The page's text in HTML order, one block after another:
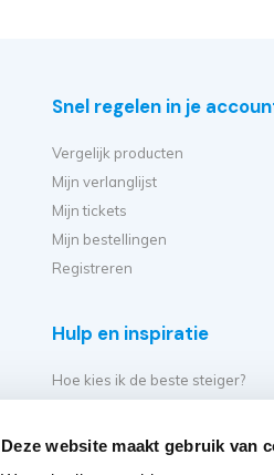
Deze website maakt gebruik van
Snel regelen in je
Vergelijk producten
Mijn verlanglijst
Mijn tickets
Mijn bestellingen
Registreren
Hulp en inspiratie
Hoe kies ik de beste steiger?
Hoe bouw ik mijn steiger op?